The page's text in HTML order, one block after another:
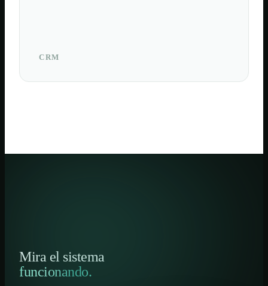
CRM
Mira el sistema
funcionando.